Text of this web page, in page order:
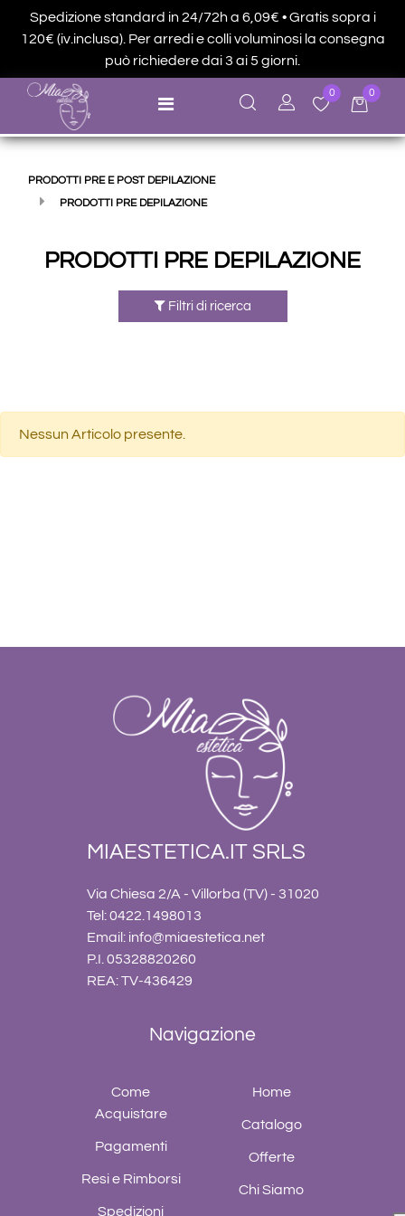
Spedizione standard in 24/72h a 6,09€ • Gratis sopra i
120€ (iv.inclusa). Per arredi e colli voluminosi la consegna
può richiedere dai 3 ai 5 giorni.
Open menu
0 0
PRODOTTI PRE E POST DEPILAZIONE
PRODOTTI PRE DEPILAZIONE
PRODOTTI PRE DEPILAZIONE
Filtri di ricerca
Nessun Articolo presente.
MIAESTETICA.IT SRLS
Via Chiesa 2/A - Villorba (TV) - 31020
Tel: 0422.1498013
Email: info@miaestetica.net
P.I. 05328820260
REA: TV-436429
Navigazione
Come
Acquistare
Pagamenti
Resi e Rimborsi
Spedizioni
Home
Catalogo
Offerte
Chi Siamo